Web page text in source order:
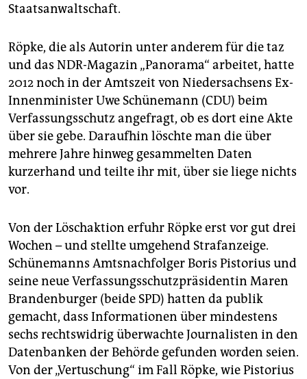
Staatsanwaltschaft.
Röpke, die als Autorin unter anderem für die taz
und das NDR-Magazin „Panorama“ arbeitet, hatte
2012 noch in der Amtszeit von Niedersachsens Ex-
Innenminister Uwe Schünemann (CDU) beim
Verfassungsschutz angefragt, ob es dort eine Akte
über sie gebe. Daraufhin löschte man die über
mehrere Jahre hinweg gesammelten Daten
kurzerhand und teilte ihr mit, über sie liege nichts
vor.
Von der Löschaktion erfuhr Röpke erst vor gut drei
Wochen – und stellte umgehend Strafanzeige.
Schünemanns Amtsnachfolger Boris Pistorius und
seine neue Verfassungsschutzpräsidentin Maren
Brandenburger (beide SPD) hatten da publik
gemacht, dass Informationen über mindestens
sechs rechtswidrig überwachte Journalisten in den
Datenbanken der Behörde gefunden worden seien.
Von der „Vertuschung“ im Fall Röpke, wie Pistorius